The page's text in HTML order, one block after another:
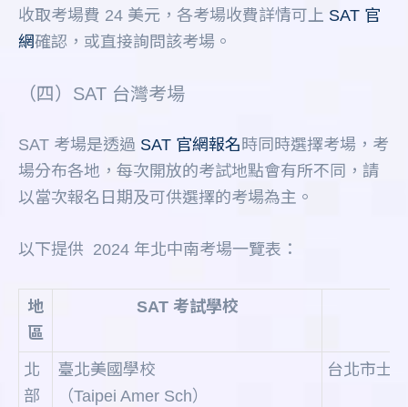
收取考場費 24 美元，各考場收費詳情可上 SAT 官
網確認，或直接詢問該考場。
（四）SAT 台灣考場
SAT 考場是透過 SAT 官網報名時同時選擇考場，考
場分布各地，每次開放的考試地點會有所不同，請
以當次報名日期及可供選擇的考場為主。
以下提供 2024 年北中南考場一覽表：
地
區
SAT 考試學校
北
部
臺北美國學校
（Taipei Amer Sch）
台北市士